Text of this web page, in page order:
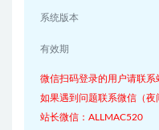
系统版本
有效期
微信扫码登录的用户请联系
如果遇到问题联系微信（夜
站长微信：ALLMAC520